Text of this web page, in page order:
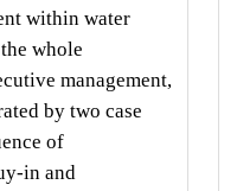
within water
whole
management,
by two case
of
in and